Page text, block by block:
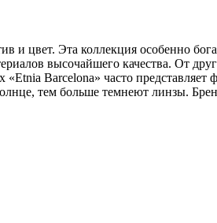
и цвет. Эта коллекция особенно
высочайшего качества. От
Barcelona» часто
тем больше темнеют линзы.